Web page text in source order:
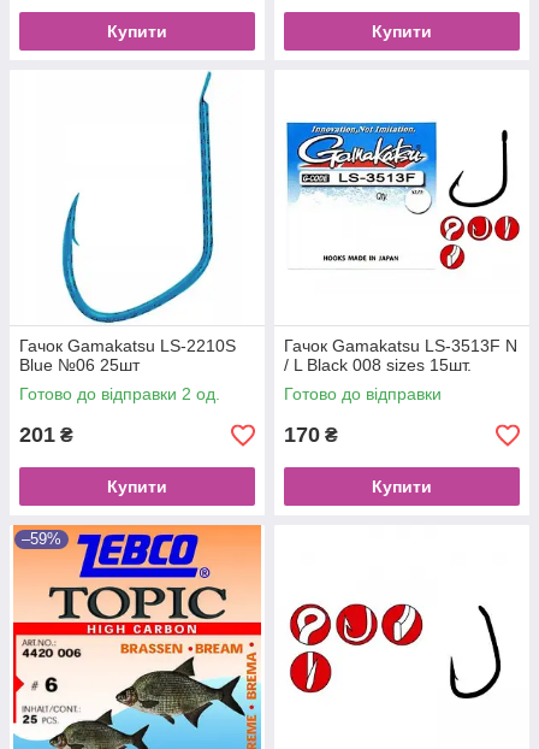
Купити Купити
Гачок Gamakatsu LS-2210S
Blue №06 25шт
Готово до відправки 2 од.
201 ₴
Купити
Гачок Gamakatsu LS-3513F N
/ L Black 008 sizes 15шт.
Готово до відправки
170 ₴
Купити
–59%